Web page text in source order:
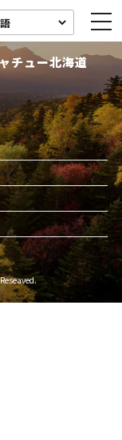
スポット情報
チュー北海道